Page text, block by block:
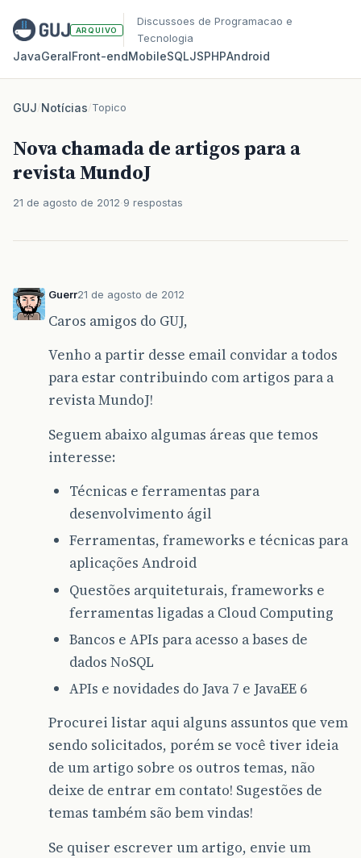
ARQUIVO
Discussoes de Programacao e
Tecnologia
JavaGeralFront‑endMobileSQLJSPHPAndroid
GUJ/Notícias/Topico
Nova chamada de artigos para a
revista MundoJ
21 de agosto de 2012 9 respostas
Guerr21 de agosto de 2012
Caros amigos do GUJ,
Venho a partir desse email convidar a todos
para estar contribuindo com artigos para a
revista MundoJ!
Seguem abaixo algumas áreas que temos
interesse:
Técnicas e ferramentas para
desenvolvimento ágil
Ferramentas, frameworks e técnicas para
aplicações Android
Questões arquiteturais, frameworks e
ferramentas ligadas a Cloud Computing
Bancos e APIs para acesso a bases de
dados NoSQL
APIs e novidades do Java 7 e JavaEE 6
Procurei listar aqui alguns assuntos que vem
sendo solicitados, porém se você tiver ideia
de um artigo sobre os outros temas, não
deixe de entrar em contato! Sugestões de
temas também são bem vindas!
Se quiser escrever um artigo, envie um